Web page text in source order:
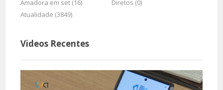
Amadora em set (16)
Diretos (0)
Atualidade (3849)
Videos Recentes